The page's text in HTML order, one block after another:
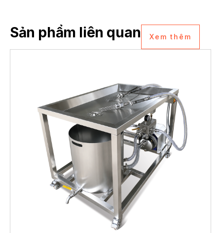
Sản phẩm liên quan Xem thêm